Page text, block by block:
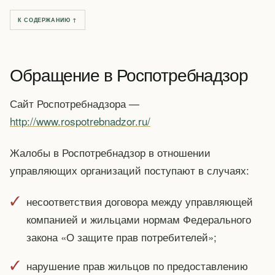
К СОДЕРЖАНИЮ ↑
Обращение в Роспотребнадзор
Сайт Роспотребнадзора —
http://www.rospotrebnadzor.ru/
Жалобы в Роспотребнадзор в отношении
управляющих организаций поступают в случаях:
несоответствия договора между управляющей
компанией и жильцами нормам Федерального
закона «О защите прав потребителей»;
нарушение прав жильцов по предоставлению